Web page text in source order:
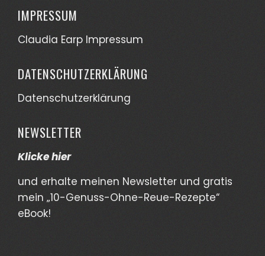
IMPRESSUM
Claudia Earp Impressum
DATENSCHUTZERKLÄRUNG
Datenschutzerklärung
NEWSLETTER
Klicke hier
und erhalte meinen Newsletter und gratis
mein „10-Genuss-Ohne-Reue-Rezepte“
eBook!